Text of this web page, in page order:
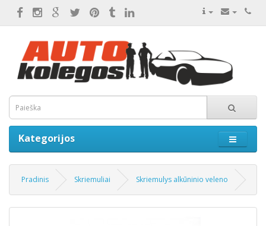
Kategorijos
Pradinis Skriemuliai Skriemulys alkūninio veleno